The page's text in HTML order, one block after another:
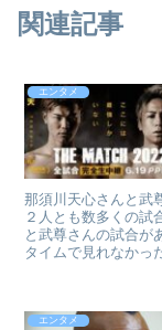
関連記事
エンタメ
那須川天心さんと武
２人とも数多くの試
と武尊さんの試合が
タイムで見れなかっ
エンタメ